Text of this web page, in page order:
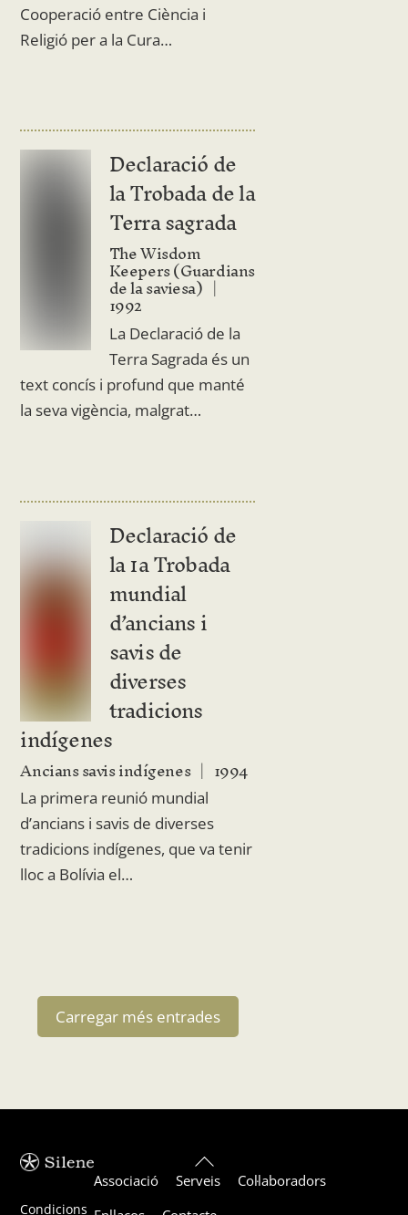
Cooperació entre Ciència i
Religió per a la Cura…
Declaració de
la Trobada de la
Terra sagrada
The Wisdom
Keepers (Guardians
de la saviesa)
1992
La Declaració de la
Terra Sagrada és un
text concís i profund que manté
la seva vigència, malgrat…
Declaració de
la 1a Trobada
mundial
d’ancians i
savis de
diverses
tradicions
indígenes
Ancians savis indígenes 1994
La primera reunió mundial
d’ancians i savis de diverses
tradicions indígenes, que va tenir
lloc a Bolívia el…
Carregar més entrades
Back
To
Top
Condicions
Associació Serveis
Col·laboradors